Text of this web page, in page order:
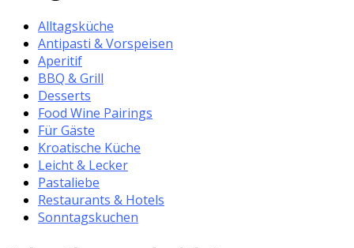
Alltagsküche
Antipasti & Vorspeisen
Aperitif
BBQ & Grill
Desserts
Food Wine Pairings
Für Gäste
Kroatische Küche
Leicht & Lecker
Pastaliebe
Restaurants & Hotels
Sonntagskuchen